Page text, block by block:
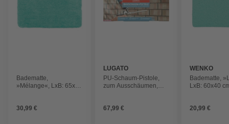
Badematte,
»Mélange«, LxB: 65x55
30,99 €
LUGATO
PU-Schaum-Pistole,
zum Ausschäumen,
67,99 €
WENKO
Badematte,
LxB: 60x40
20,99 €